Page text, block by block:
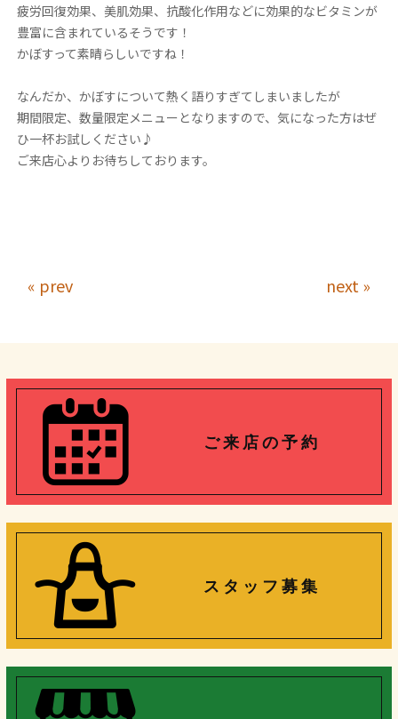
疲労回復効果、美肌効果、抗酸化作用などに効果的なビタミンが
豊富に含まれているそうです！
かぼすって素晴らしいですね！
なんだか、かぼすについて熱く語りすぎてしまいましたが
期間限定、数量限定メニューとなりますので、気になった方はぜ
ひ一杯お試しください♪
ご来店心よりお待ちしております。
« prev next »
ご 来 店 の 予 約
ス タ ッ フ 募 集